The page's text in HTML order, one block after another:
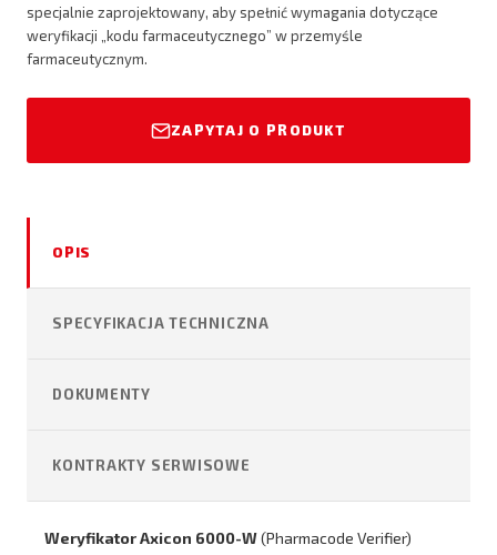
specjalnie zaprojektowany, aby spełnić wymagania dotyczące
weryfikacji „kodu farmaceutycznego” w przemyśle
farmaceutycznym.
ZAPYTAJ O PRODUKT
OPIS
SPECYFIKACJA TECHNICZNA
DOKUMENTY
KONTRAKTY SERWISOWE
Weryfikator Axicon 6000-W(Pharmacode Verifier)